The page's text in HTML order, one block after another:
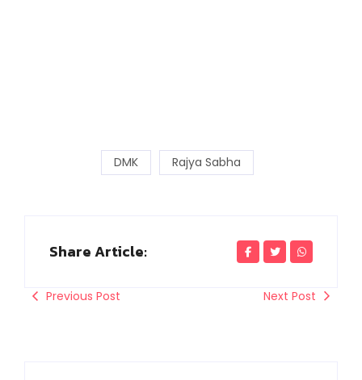
DMK Rajya Sabha
Share Article:
Previous Post Next Post